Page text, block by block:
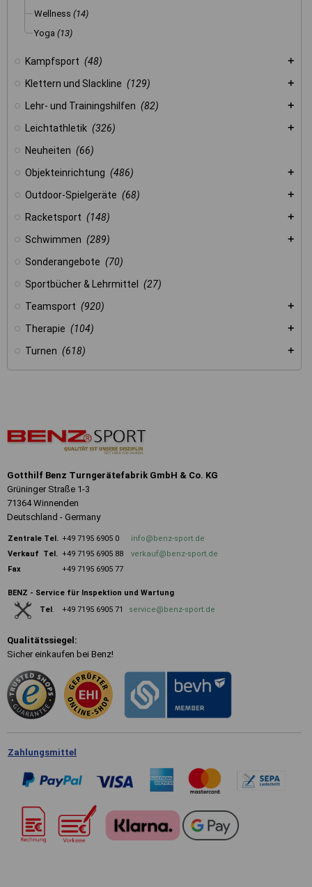
Wellness (14)
Yoga (13)
Kampfsport (48)
Klettern und Slackline (129)
Lehr- und Trainingshilfen (82)
Leichtathletik (326)
Neuheiten (66)
Objekteinrichtung (486)
Outdoor-Spielgeräte (68)
Racketsport (148)
Schwimmen (289)
Sonderangebote (70)
Sportbücher & Lehrmittel
(27)
Teamsport (920)
Therapie (104)
Turnen (618)
Gotthilf Benz Turngerätefabrik GmbH & Co. KG
Grüninger Straße 1-3
71364 Winnenden
Deutschland - Germany
Zentrale Tel. +49 7195 6905 0
info@benz-sport.de
Verkauf Tel. +49 7195 6905 88
verkauf@benz-sport.de
Fax
+49 7195 6905 77
BENZ - Service für Inspektion und Wartung
Tel . +49 7195 6905 71 service@benz-sport.de
Qualitätssiegel:
Sicher einkaufen bei Benz!
Zahlungsmittel